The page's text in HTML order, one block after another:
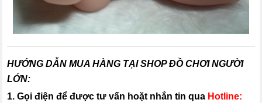
HƯỚNG DẪN MUA HÀNG TẠI SHOP ĐỒ CHƠI NGƯỜI
LỚN:
1. Gọi điện để được tư vấn hoặt nhắn tin qua Hotline: